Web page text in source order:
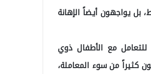
بل يواجهون أيضاً الإهانة
مع الأطفال ذوي
كثيراً من سوء المعاملة،